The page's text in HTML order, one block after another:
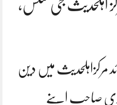
اہلحدیث جی سکس,
زائد مرکزاہلحدیث میں دین
صاحب اپنے